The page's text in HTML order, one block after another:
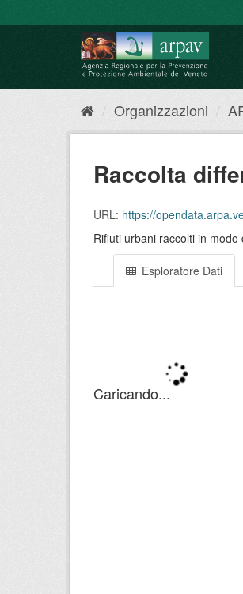
al
Organizzazioni
Raccolta
URL: https://
Rifiuti urbani raccolti in
Esploratore Dati